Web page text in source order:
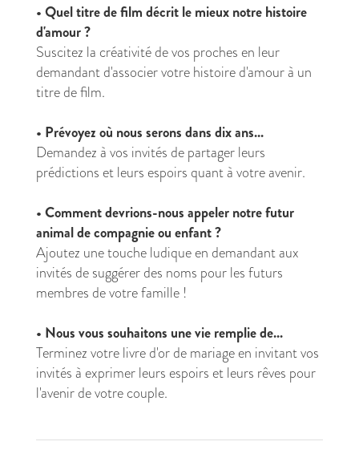
•Quel titre de film décrit le mieux notre histoire
d'amour ?
Suscitez la créativité de vos proches en leur
demandant d'associer votre histoire d'amour à un
titre de film.
• Prévoyez où nous serons dans dix ans...
Demandez à vos invités de partager leurs
prédictions et leurs espoirs quant à votre avenir.
•Comment devrions-nous appeler notre futur
animal de compagnie ou enfant ?
Ajoutez une touche ludique en demandant aux
invités de suggérer des noms pour les futurs
membres de votre famille !
• Nous vous souhaitons une vie remplie de...
Terminez votre livre d'or de mariage en invitant vos
invités à exprimer leurs espoirs et leurs rêves pour
l'avenir de votre couple.